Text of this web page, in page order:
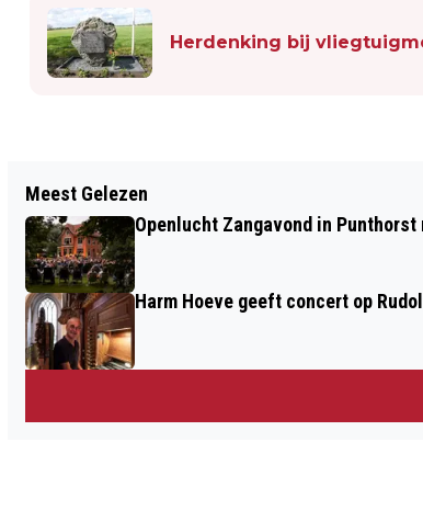
Herdenking bij
PINKSTERCONCERT DOOR HARM
IN BOVENKERK KAMPEN
Meest Gelezen
Openlucht Zangavond in
Harm Hoeve geeft concert op